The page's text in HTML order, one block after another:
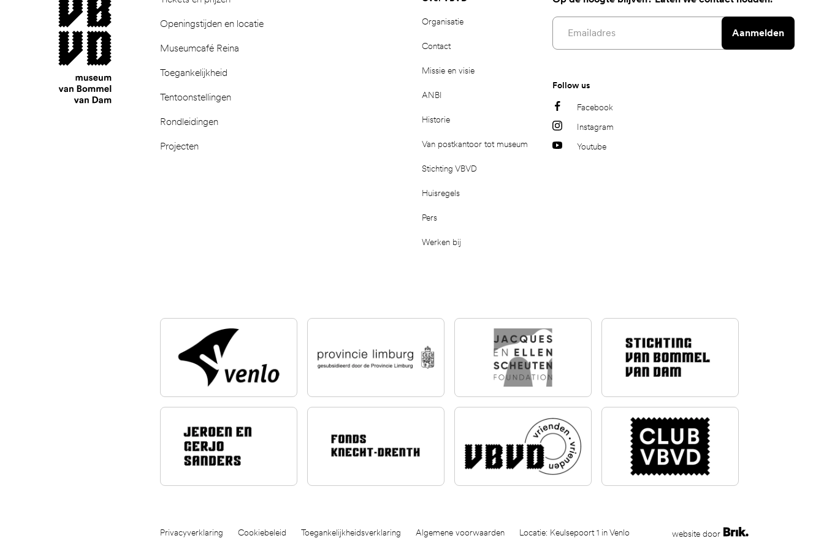
Openingstijden en locatie
Museumcafé Reina
Toegankelijkheid
Tentoonstellingen
Rondleidingen
Projecten
Organisatie
Contact
Missie en visie
ANBI
Historie
Van postkantoor tot museum
Stichting VBVD
Huisregels
Pers
Werken bij
Email address
Aanmelden
Follow us
Facebook
Instagram
Youtube
Privacyverklaring Cookiebeleid Toegankelijkheidsverklaring Algemene voorwaarden
Locatie: Keulsepoort 1 in Venlo
website door